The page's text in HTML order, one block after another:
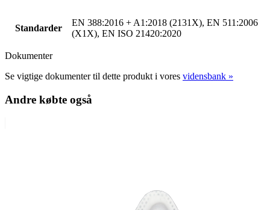
Standarder
EN 388:2016 + A1:2018 (2131X), EN 511:2006
(X1X), EN ISO 21420:2020
Dokumenter
Se vigtige dokumenter til dette produkt i vores vidensbank »
Andre købte også